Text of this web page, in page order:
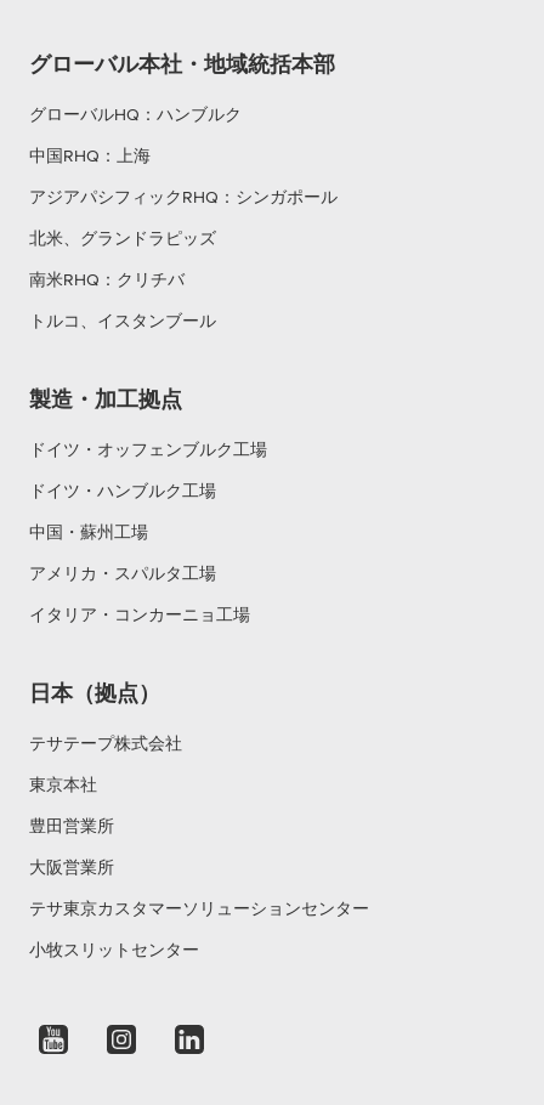
グローバル本社・地域統括本部
グローバルHQ：ハンブルク
中国RHQ：上海
アジアパシフィックRHQ：シンガポール
北米、グランドラピッズ
南米RHQ：クリチバ
トルコ、イスタンブール
製造・加工拠点
ドイツ・オッフェンブルク工場
ドイツ・ハンブルク工場
中国・蘇州工場
アメリカ・スパルタ工場
イタリア・コンカーニョ工場
日本（拠点）
テサテープ株式会社
東京本社
豊田営業所
大阪営業所
テサ東京カスタマーソリューションセンター
小牧スリットセンター